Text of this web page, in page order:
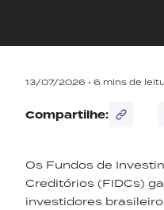
13/07/2026 • 6 mins de
Compartilhe:
Os Fundos de
Creditórios (FIDCs)
investidores